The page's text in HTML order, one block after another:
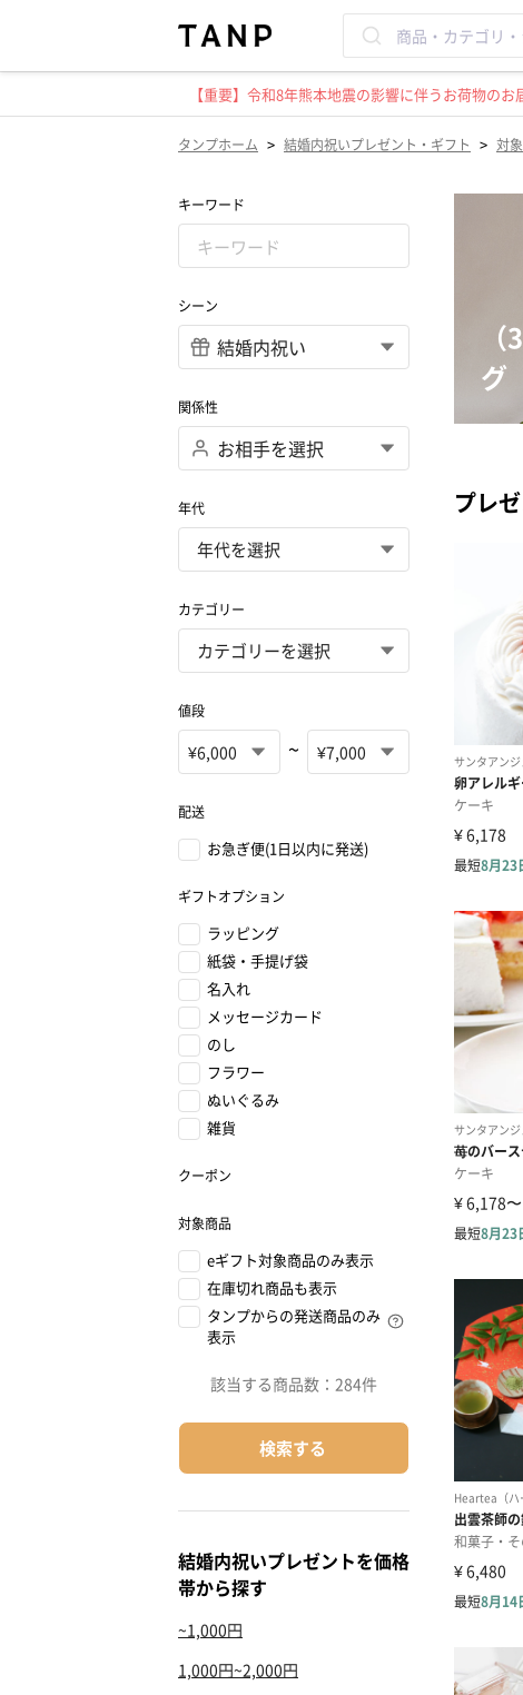
【重要】令和8年熊本地震の影響に伴うお荷物の
タンプホーム > 結婚内祝いプレゼント・ギフト > 対
キーワード
シーン
関係性
年代
カテゴリー
値段
~
配送
お急ぎ便(1日以内に発送)
ギフトオプション
ラッピング
紙袋・手提げ袋
名入れ
メッセージカード
のし
フラワー
ぬいぐるみ
雑貨
クーポン
対象商品
eギフト対象商品のみ表示
在庫切れ商品も表示
タンプからの発送商品のみ
表示
該当する商品数： 284件
検索する
結婚内祝いプレゼントを価格
帯から探す
~1,000円
1,000円~2,000円
グ
プレ